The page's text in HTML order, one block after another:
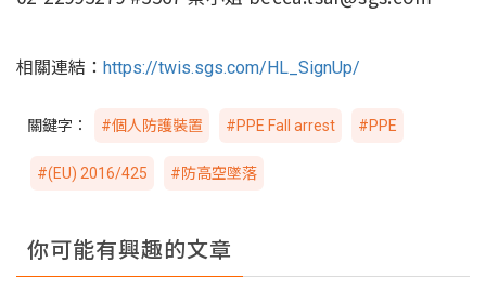
相關連結： https://twis.sgs.com/HL_SignUp/
關鍵字： #個人防護裝置 #PPE Fall arrest #PPE
#(EU) 2016/425 #防高空墜落
你可能有興趣的文章